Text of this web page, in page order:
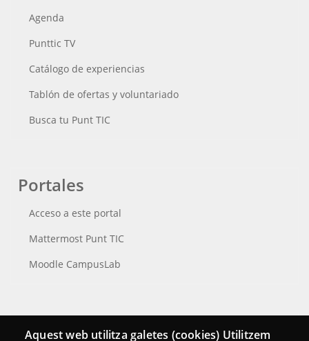
Agenda
Punttic TV
Catálogo de experiencias
Tablón de ofertas y voluntariado
Busca tu Punt TIC
Portales
Acceso a este portal
Mattermost Punt TIC
Moodle CampusLab
Conecta
Aquest web utilitza galetes (cookies) Utilitzem